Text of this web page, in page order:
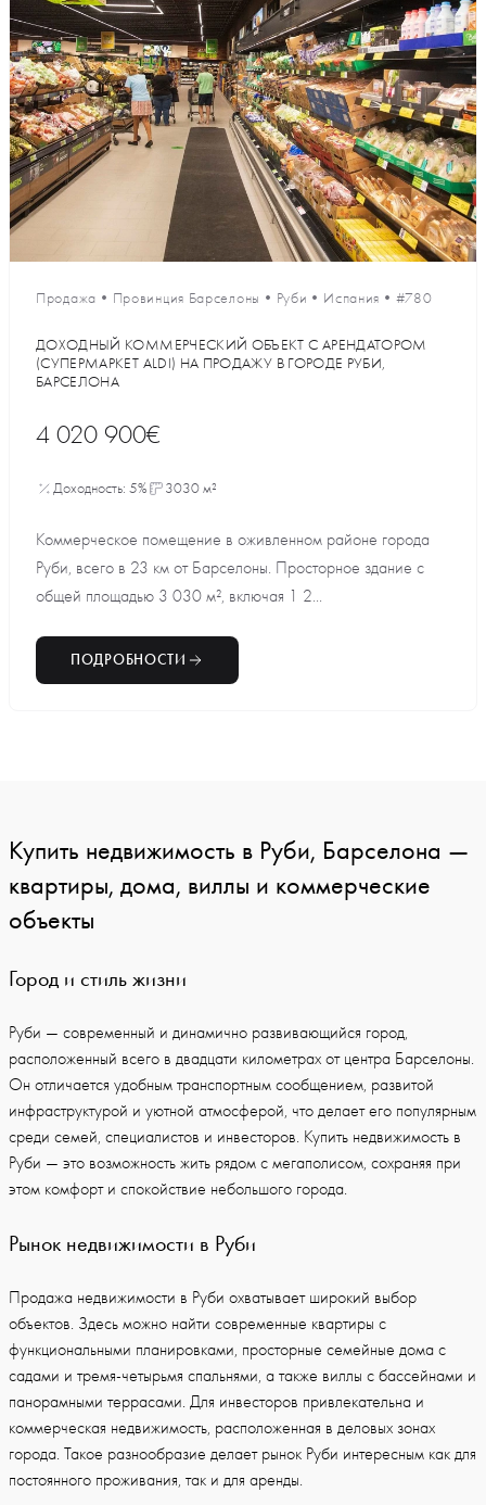
Продажа • Провинция Барселоны • Руби • Испания • #780
ДОХОДНЫЙ КОММЕРЧЕСКИЙ ОБЪЕКТ С АРЕНДАТОРОМ
(СУПЕРМАРКЕТ ALDI) НА ПРОДАЖУ В ГОРОДЕ РУБИ,
БАРСЕЛОНА
4 020 900€
Доходность: 5% 3030 м²
Коммерческое помещение в оживленном районе города
Руби, всего в 23 км от Барселоны. Просторное здание с
общей площадью 3 030 м², включая 1 2...
ПОДРОБНОСТИ
Купить недвижимость в Руби, Барселона —
квартиры, дома, виллы и коммерческие
объекты
Город и стиль жизни
Руби — современный и динамично развивающийся город,
расположенный всего в двадцати километрах от центра Барселоны.
Он отличается удобным транспортным сообщением, развитой
инфраструктурой и уютной атмосферой, что делает его популярным
среди семей, специалистов и инвесторов. Купить недвижимость в
Руби — это возможность жить рядом с мегаполисом, сохраняя при
этом комфорт и спокойствие небольшого города.
Рынок недвижимости в Руби
Продажа недвижимости в Руби охватывает широкий выбор
объектов. Здесь можно найти современные квартиры с
функциональными планировками, просторные семейные дома с
садами и тремя-четырьмя спальнями, а также виллы с бассейнами и
панорамными террасами. Для инвесторов привлекательна и
коммерческая недвижимость, расположенная в деловых зонах
города. Такое разнообразие делает рынок Руби интересным как для
постоянного проживания, так и для аренды.